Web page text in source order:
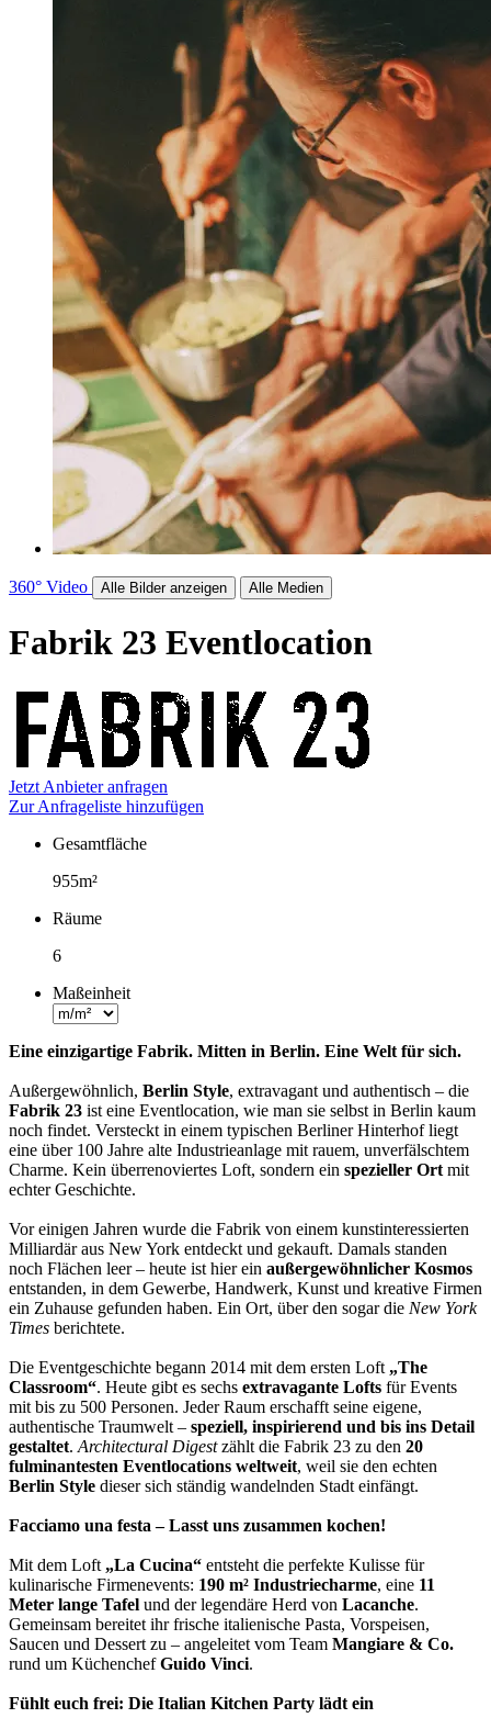
360° Video Alle Bilder anzeigen Alle Medien
Fabrik 23 Eventlocation
Jetzt Anbieter anfragen
Zur Anfrageliste hinzufügen
Fakten
Gesamtfläche
955m²
Räume
6
Maßeinheit
Eine einzigartige Fabrik. Mitten in Berlin. Eine Welt für sich.
Außergewöhnlich, Berlin Style, extravagant und authentisch – die
Fabrik 23 ist eine Eventlocation, wie man sie selbst in Berlin kaum
noch findet. Versteckt in einem typischen Berliner Hinterhof liegt
eine über 100 Jahre alte Industrieanlage mit rauem, unverfälschtem
Charme. Kein überrenoviertes Loft, sondern ein spezieller Ort mit
echter Geschichte.
Vor einigen Jahren wurde die Fabrik von einem kunstinteressierten
Milliardär aus New York entdeckt und gekauft. Damals standen
noch Flächen leer – heute ist hier ein außergewöhnlicher Kosmos
entstanden, in dem Gewerbe, Handwerk, Kunst und kreative Firmen
ein Zuhause gefunden haben. Ein Ort, über den sogar die New York
Times berichtete.
Die Eventgeschichte begann 2014 mit dem ersten Loft „The
Classroom“. Heute gibt es sechs extravagante Lofts für Events
mit bis zu 500 Personen. Jeder Raum erschafft seine eigene,
authentische Traumwelt – speziell, inspirierend und bis ins Detail
gestaltet. Architectural Digestzählt die Fabrik 23 zu den 20
fulminantesten Eventlocations weltweit, weil sie den echten
Berlin Style dieser sich ständig wandelnden Stadt einfängt.
Facciamo una festa – Lasst uns zusammen kochen!
Mit dem Loft „La Cucina“ entsteht die perfekte Kulisse für
kulinarische Firmenevents: 190 m² Industriecharme, eine 11
Meter lange Tafel und der legendäre Herd von Lacanche.
Gemeinsam bereitet ihr frische italienische Pasta, Vorspeisen,
Saucen und Dessert zu – angeleitet vom Team Mangiare & Co.
rund um KüchenchefGuido Vinci.
Fühlt euch frei: Die Italian Kitchen Party lädt ein